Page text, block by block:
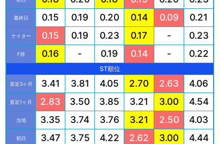
最終日 0.15 0.19 0.20 0.14 0.09 0.21
ナイター 0.15 0.19 0.23 0.17 - 0.23
F持 0.16 - 0.19 0.14 - 0.22
ST順位
直近3ヶ月 3.41 3.81 4.05 2.70 2.63 4.06
直近1ヶ月 2.83 3.50 3.85 3.21 3.00 4.54
当地 3.35 3.74 3.76 3.21 2.50 4.03
初日 3.47 3.75 4.22 2.62 3.00 4.44